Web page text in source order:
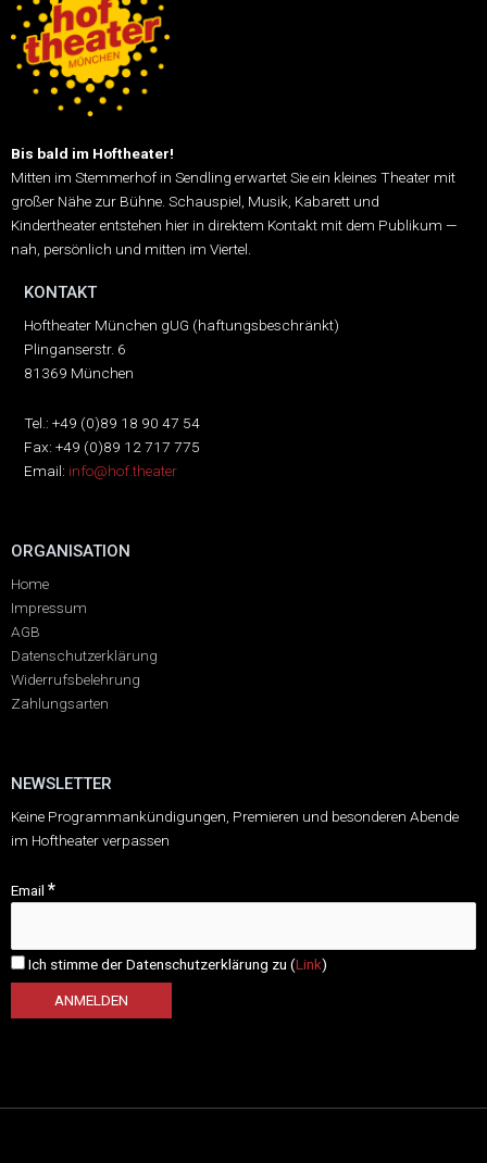
Bis bald im Hoftheater!
Mitten im Stemmerhof in Sendling erwartet Sie ein kleines Theater mit
großer Nähe zur Bühne. Schauspiel, Musik, Kabarett und
Kindertheater entstehen hier in direktem Kontakt mit dem Publikum —
nah, persönlich und mitten im Viertel.
KONTAKT
Hoftheater München gUG (haftungsbeschränkt)
Plinganserstr. 6
81369 München
Tel.: +49 (0)89 18 90 47 54
Fax: +49 (0)89 12 717 775
Email: info@hof.theater
ORGANISATION
Home
Impressum
AGB
Datenschutzerklärung
Widerrufsbelehrung
Zahlungsarten
NEWSLETTER
Keine Programmankündigungen, Premieren und besonderen Abende
im Hoftheater verpassen
Email *
Ich stimme der Datenschutzerklärung zu (Link)